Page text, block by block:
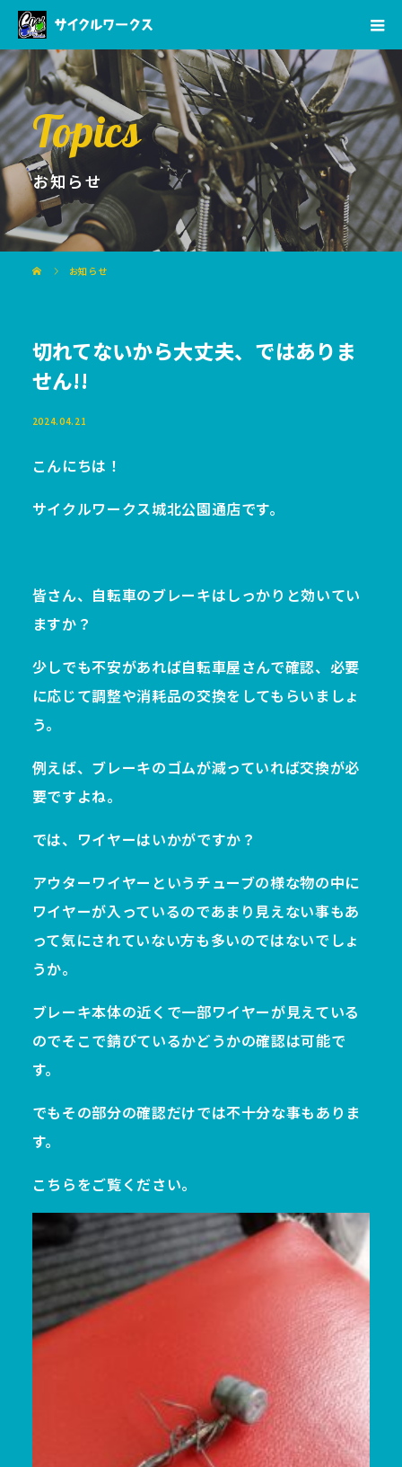
Topics
お知らせ
お知らせ
切れてないから大丈夫、ではありま
せん!!
2024.04.21
こんにちは！
サイクルワークス城北公園通店です。
皆さん、自転車のブレーキはしっかりと効いてい
ますか？
少しでも不安があれば自転車屋さんで確認、必要
に応じて調整や消耗品の交換をしてもらいましょ
う。
例えば、ブレーキのゴムが減っていれば交換が必
要ですよね。
では、ワイヤーはいかがですか？
アウターワイヤーというチューブの様な物の中に
ワイヤーが入っているのであまり見えない事もあ
って気にされていない方も多いのではないでしょ
うか。
ブレーキ本体の近くで一部ワイヤーが見えている
のでそこで錆びているかどうかの確認は可能で
す。
でもその部分の確認だけでは不十分な事もありま
す。
こちらをご覧ください。